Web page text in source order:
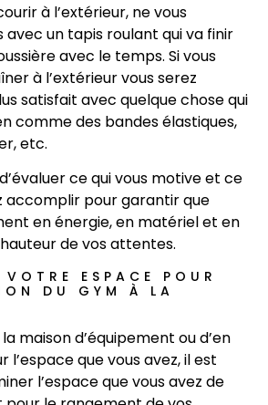
à l’extérieur, ne vous
un tapis roulant qui va finir
avec le temps. Si vous
à l’extérieur vous serez
satisfait avec quelque chose qui
comme des bandes élastiques,
etc.
ce qui vous motive et ce
accomplir pour garantir que
en énergie, en matériel et en
de vos attentes.
VOTRE ESPACE POUR
DU GYM À LA
maison d’équipement ou d’en
que vous avez, il est
l’espace que vous avez de